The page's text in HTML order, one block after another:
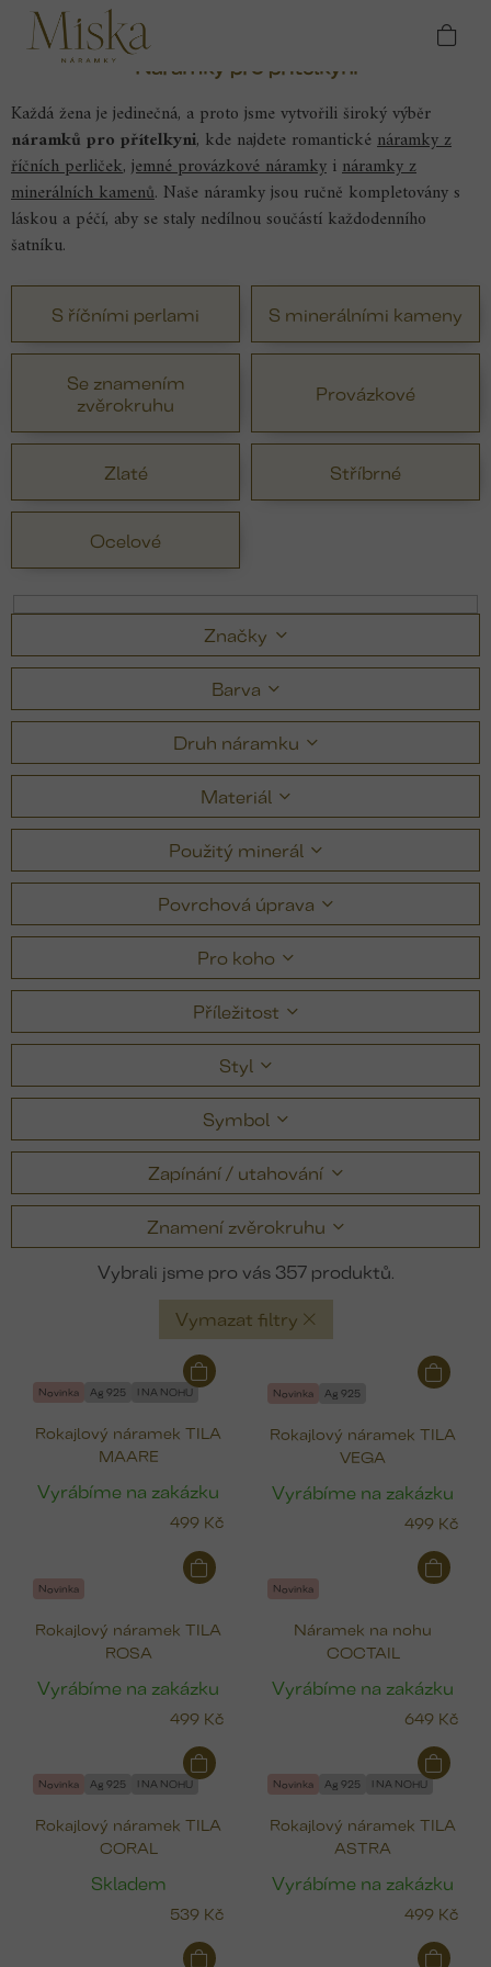
Přejít
obsah
Domů Náramky
Náramky pro přítelkyni
Každá žena je jedinečná, a proto jsme vytvořili široký výběr
náramků pro přítelkyni, kde najdete romantickénáramky z
říčních perliček, jemné provázkové náramky ináramky z
minerálních kamenů. Naše náramky jsou ručně kompletovány s
láskou a péčí, aby se staly nedílnou součástí každodenního
šatníku.
S říčními perlami S minerálními kameny
Se znamením
zvěrokruhu
Provázkové
Zlaté Stříbrné
Ocelové
Značky
Barva
Druh náramku
Materiál
Použitý minerál
Povrchová úprava
Pro koho
Příležitost
Styl
Symbol
Zapínání / utahování
Znamení zvěrokruhu
Vymazat filtry
357
Novinka Ag 925 I NA NOHU
Rokajlový náramek TILA
MAARE
Vyrábíme na zakázku
499 Kč
Novinka Ag 925
Rokajlový náramek TILA
VEGA
Vyrábíme na zakázku
499 Kč
Novinka
Rokajlový náramek TILA
ROSA
Vyrábíme na zakázku
499 Kč
Novinka
Náramek na nohu
COCTAIL
Vyrábíme na zakázku
649 Kč
Novinka Ag 925 I NA NOHU
Rokajlový náramek TILA
CORAL
Skladem
539 Kč
Novinka Ag 925 I NA NOHU
Rokajlový náramek TILA
ASTRA
Vyrábíme na zakázku
499 Kč